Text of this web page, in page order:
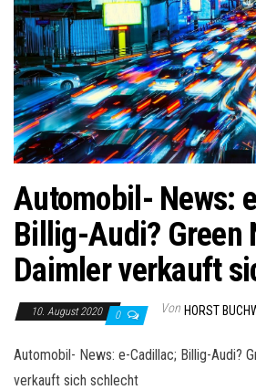
Automobil- News:
Billig-Audi? Green
Daimler verkauft
10. August 2020 0 Von HORST
Automobil- News: e-Cadillac; Billig-Audi?
verkauft sich schlecht